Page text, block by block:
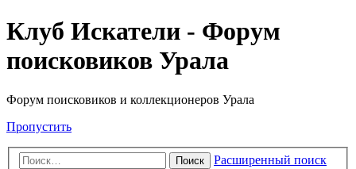
Клуб Искатели - Форум
поисковиков Урала
Форум поисковиков и коллекционеров Урала
Пропустить
Поиск Расширенный поиск